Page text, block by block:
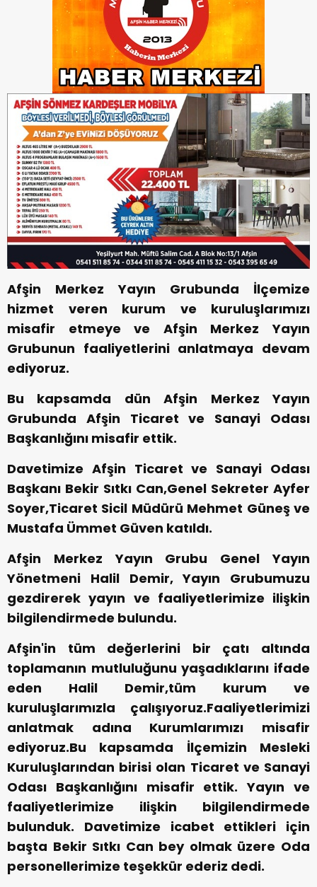
Afşin Merkez Yayın Grubunda İlçemize
hizmet veren kurum ve kuruluşlarımızı
misafir etmeye ve Afşin Merkez Yayın
Grubunun faaliyetlerini anlatmaya devam
ediyoruz.
Bu kapsamda dün Afşin Merkez Yayın
Grubunda Afşin Ticaret ve Sanayi Odası
Başkanlığını misafir ettik.
Davetimize Afşin Ticaret ve Sanayi Odası
Başkanı Bekir Sıtkı Can,Genel Sekreter Ayfer
Soyer,Ticaret Sicil Müdürü Mehmet Güneş ve
Mustafa Ümmet Güven katıldı.
Afşin Merkez Yayın Grubu Genel Yayın
Yönetmeni Halil Demir, Yayın Grubumuzu
gezdirerek yayın ve faaliyetlerimize ilişkin
bilgilendirmede bulundu.
Afşin'in tüm değerlerini bir çatı altında
toplamanın mutluluğunu yaşadıklarını ifade
eden Halil Demir,tüm kurum ve
kuruluşlarımızla çalışıyoruz.Faaliyetlerimizi
anlatmak adına Kurumlarımızı misafir
ediyoruz.Bu kapsamda İlçemizin Mesleki
Kuruluşlarından birisi olan Ticaret ve Sanayi
Odası Başkanlığını misafir ettik. Yayın ve
faaliyetlerimize ilişkin bilgilendirmede
bulunduk. Davetimize icabet ettikleri için
başta Bekir Sıtkı Can bey olmak üzere Oda
personellerimize teşekkür ederiz dedi.